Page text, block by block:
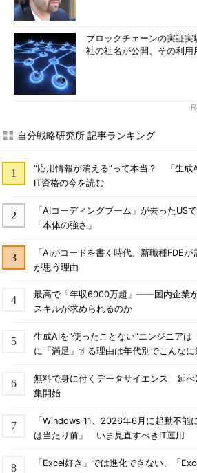
ブロックチェーンの実証
社の社名が公開、その利用
自分戦略研究所 記事ランキング
“応用情報が消える”って本当？ 「生
IT資格の今を読む
「AIコーディングブーム」が去ったUS
「本体の強さ」
「AIがコードを書く時代、新職種FDE
が思う理由
最高で「年収6000万超」――国内企業
スキルが求められるのか
生成AIを“使ったことない”エンジニア
に「満足」する理由は年代別でこんなに
無料で身に付くデータサイエンス 延べ
集開始
「Windows 11、2026年6月に起動不能
は当たり前」 いま見直すべきIT運用
「Excel好き」では進化できない、「